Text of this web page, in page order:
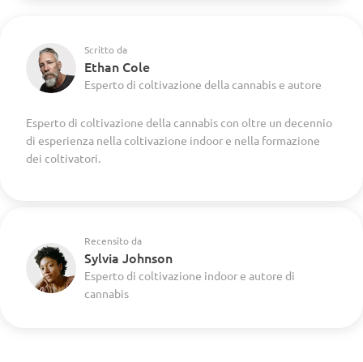
Scritto da
Ethan Cole
Esperto di coltivazione della cannabis e autore
Esperto di coltivazione della cannabis con oltre un decennio
di esperienza nella coltivazione indoor e nella formazione
dei coltivatori.
Recensito da
Sylvia Johnson
Esperto di coltivazione indoor e autore di
cannabis